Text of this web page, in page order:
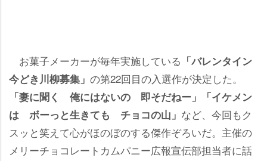
お菓子メーカーが毎年実施している 「バレンタイン
今どき川柳募集」 の第22回目の入選作が決定した。
「妻に聞く 俺にはないの 即そだねー」「イケメン
は ボーっと生きても チョコの山」 など、今回もク
スッと笑えて心がほのぼのする傑作ぞろいだ。主催の
メリーチョコレートカムパニー広報宣伝部担当者に話